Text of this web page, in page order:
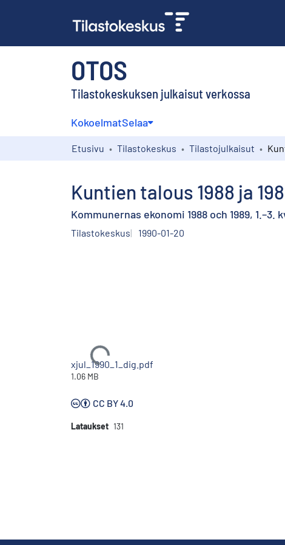
OTOS
Tilastokeskuksen julkaisut verkossa
KokoelmatSelaa
Etusivu Tilastokeskus Tilastojulkaisut
Kuntien talous 1988 ja
Kommunernas ekonomi 1988 och 1989, 1.–3.
Tilastokeskus 1990-01-20
Ladataan...
xjul_1990_1_dig.pdf
1.06 MB
CC BY 4.0
Lataukset 131